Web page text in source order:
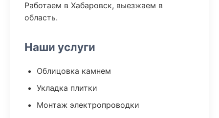
Работаем в Хабаровск, выезжаем в
область.
Наши услуги
Облицовка камнем
Укладка плитки
Монтаж электропроводки